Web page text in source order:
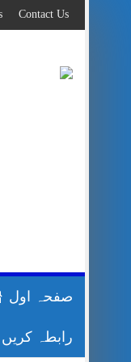
to
content
Contact Us
صفحہ اول
رابطہ کریں